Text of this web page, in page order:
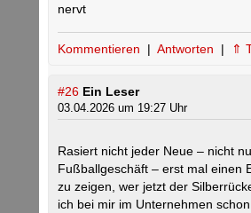
nervt
Kommentieren | Antworten | ⇑
#26 Ein Leser
03.04.2026 um 19:27 Uhr
Rasiert nicht jeder Neue – nicht
Fußballgeschäft – erst mal einen
zu zeigen, wer jetzt der
ich bei mir im Unternehmen